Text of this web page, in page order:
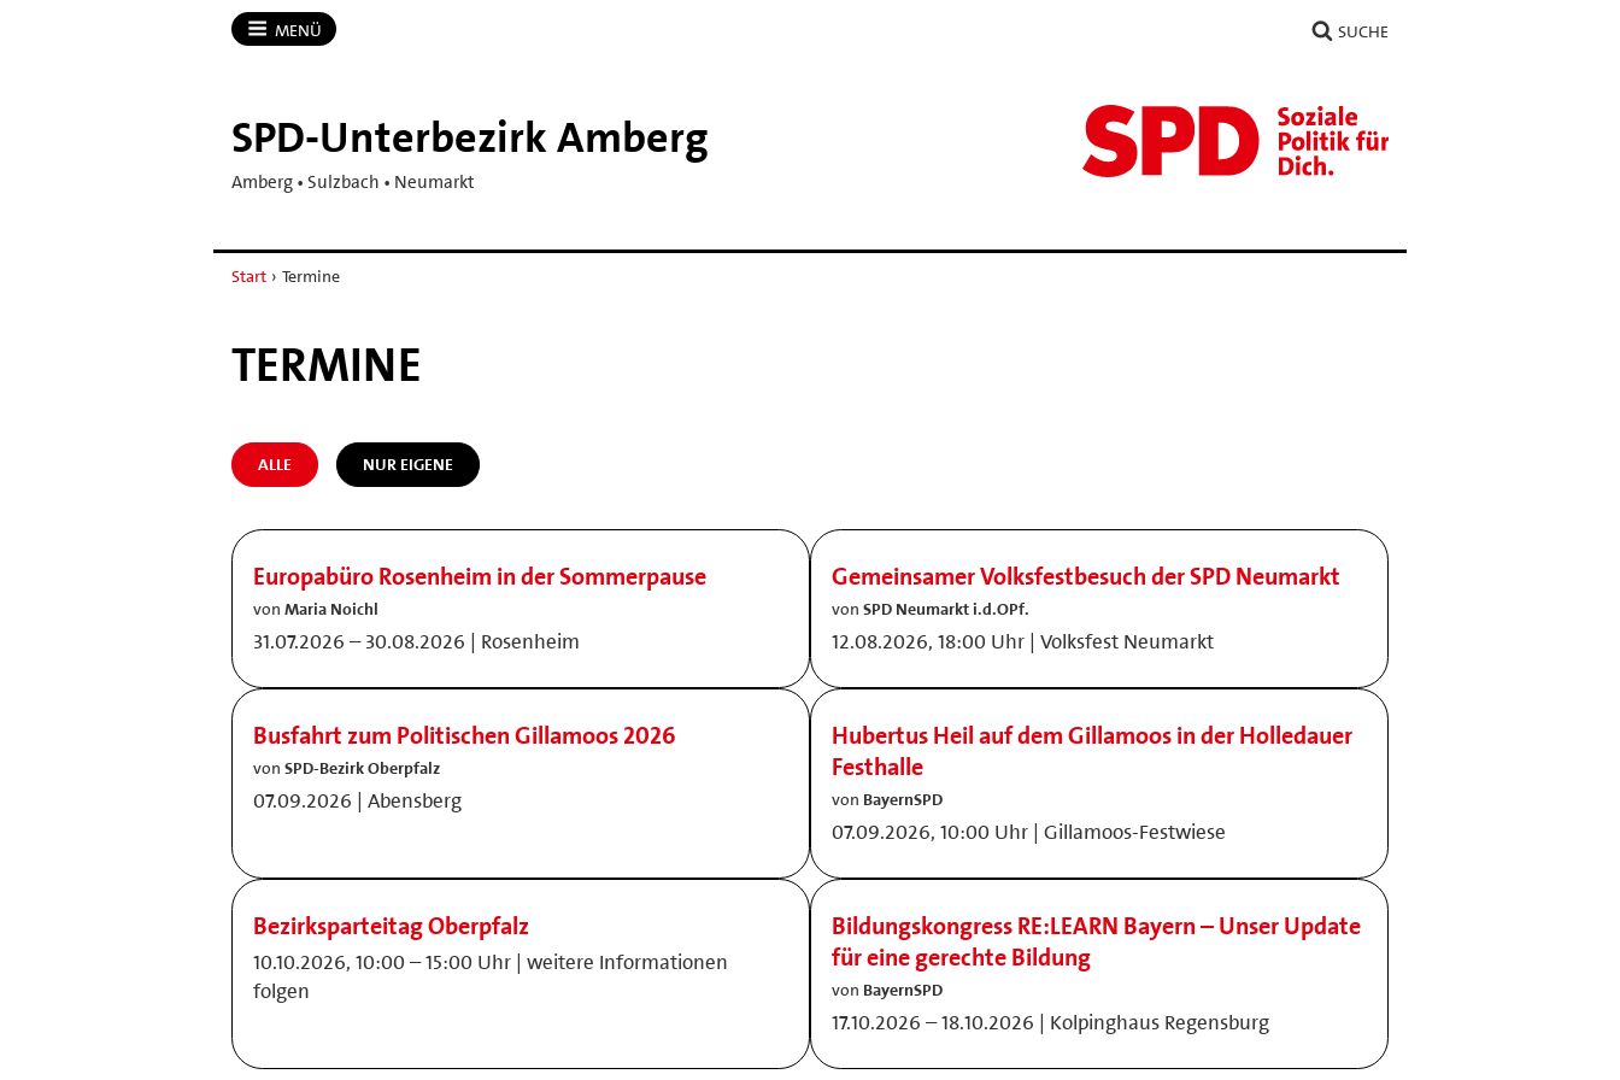
MENÜ SUCHE
SPD-​Unterbezirk Amberg
Amberg • Sulzbach • Neumarkt
Start › Termine
TERMINE
ALLE NUR EIGENE
Europabüro Rosenheim in der Sommerpause
von Maria Noichl
31.07.2026 – 30.08.2026 | Rosenheim
Gemeinsamer Volksfestbesuch der SPD Neumarkt
von SPD Neumarkt i.d.OPf.
12.08.2026, 18:00 Uhr | Volksfest Neumarkt
Busfahrt zum Politischen Gillamoos 2026
von SPD-Bezirk Oberpfalz
07.09.2026 | Abensberg
Hubertus Heil auf dem Gillamoos in der Holledauer
Festhalle
von BayernSPD
07.09.2026, 10:00 Uhr | Gillamoos-Festwiese
Bezirksparteitag Oberpfalz
10.10.2026, 10:00 – 15:00 Uhr | weitere Informationen
folgen
Bildungskongress RE:LEARN Bayern – Unser Update
für eine gerechte Bildung
von BayernSPD
17.10.2026 – 18.10.2026 | Kolpinghaus Regensburg